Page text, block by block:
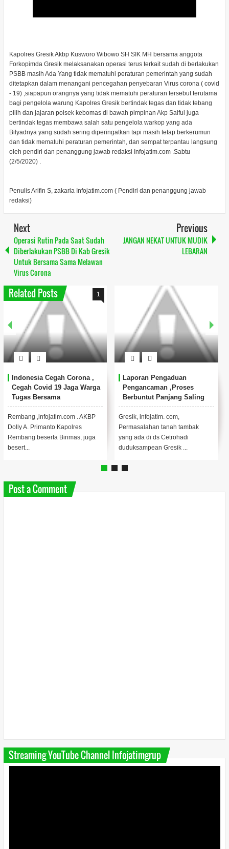
Kapolres Gresik Akbp Kusworo Wibowo SH SIK MH bersama anggota
Forkopimda Gresik melaksanakan operasi terus terkait sudah di berlakukan
PSBB masih Ada Yang tidak mematuhi peraturan pemerintah yang sudah
ditetapkan dalam menangani pencegahan penyebaran Virus corona ( covid
- 19) ,siapapun orangnya yang tidak mematuhi peraturan tersebut terutama
bagi pengelola warung Kapolres Gresik bertindak tegas dan tidak tebang
pilih dan jajaran polsek kebomas di bawah pimpinan Akp Saiful juga
bertindak tegas membawa salah satu pengelola warkop yang ada
Bilyadnya yang sudah sering diperingatkan tapi masih tetap berkerumun
dan tidak mematuhi peraturan pemerintah, dan sempat terpantau langsung
oleh pendiri dan penanggung jawab redaksi Infojatim.com .Sabtu
(2/5/2020) .
Penulis Arifin S, zakaria Infojatim.com ( Pendiri dan penanggung jawab
redaksi)
Next
Operasi Rutin Pada Saat Sudah
Diberlakukan PSBB Di Kab Gresik
Untuk Bersama Sama Melawan
Virus Corona
Previous
JANGAN NEKAT UNTUK MUDIK
LEBARAN
Related Posts 1
Indonesia Cegah Corona ,
Cegah Covid 19 Jaga Warga
Tugas Bersama
Rembang ,infojatim.com . AKBP
Dolly A. Primanto Kapolres
Rembang beserta Binmas, juga
besert...
Laporan Pengaduan
Pengancaman ,Proses
Berbuntut Panjang Saling
Lapor Balik Dalam
Pengelolaan Tanah Tambak
Ds Cetrohadi
Duduksampean Gresik
Gresik, infojatim. com,
Permasalahan tanah tambak
yang ada di ds Cetrohadi
duduksampean Gresik ...
Post a Comment
Streaming YouTube Channel Infojatimgrup